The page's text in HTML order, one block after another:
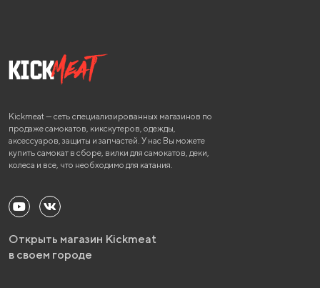
Kickmeat — сеть специализированных магазинов по
продаже самокатов, кикскутеров, одежды,
аксессуаров, защиты и запчастей. У нас Вы можете
купить самокат в сборе, вилки для самокатов, деки,
колеса и все, что необходимо для катания.
Открыть магазин Kickmeat
в своем городе